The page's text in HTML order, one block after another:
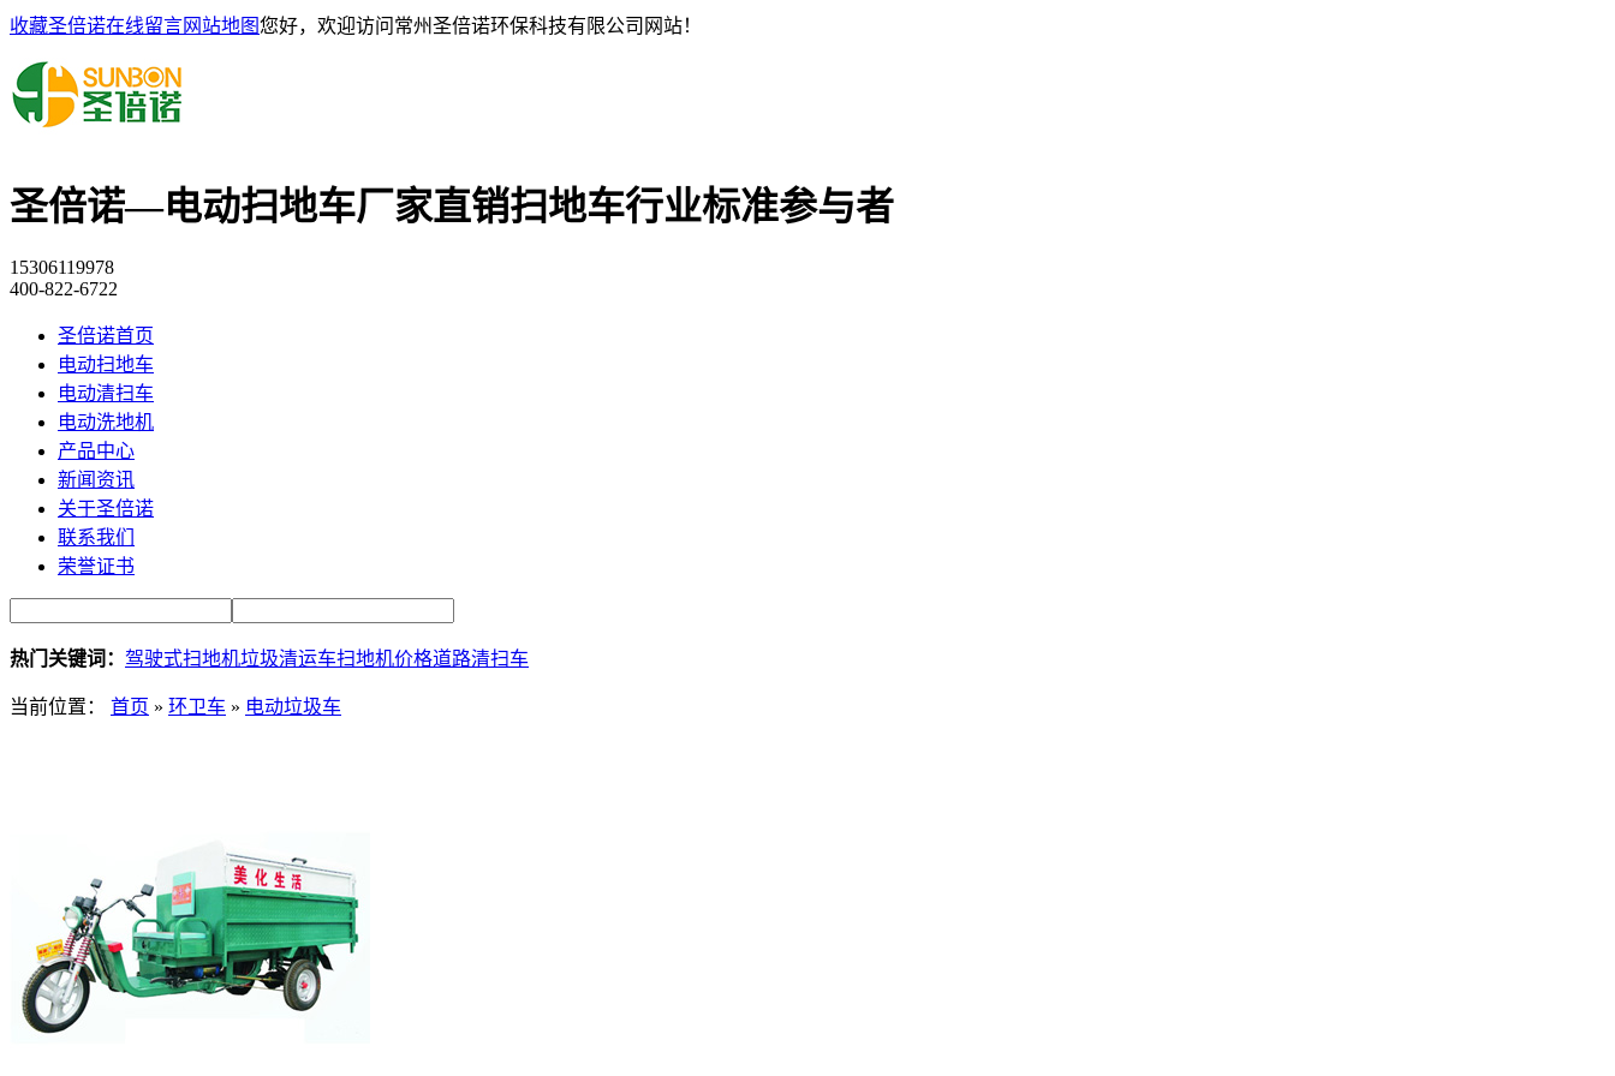
收藏圣倍诺在线留言网站地图您好，欢迎访问常州圣倍诺环保科技有限公司网站！
圣倍诺—电动扫地车厂家直销扫地车行业标准参与者
15306119978
400-822-6722
圣倍诺首页
电动扫地车
电动清扫车
电动洗地机
产品中心
新闻资讯
关于圣倍诺
联系我们
荣誉证书
热门关键词： 驾驶式扫地机垃圾清运车扫地机价格道路清扫车
当前位置： 首页 » 环卫车 » 电动垃圾车